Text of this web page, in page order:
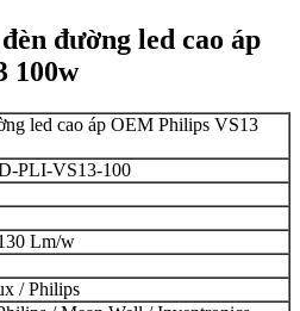
đường led cao áp
100w
led cao áp OEM Philips VS13
PLI-VS13-100
Lm/w
/ Philips